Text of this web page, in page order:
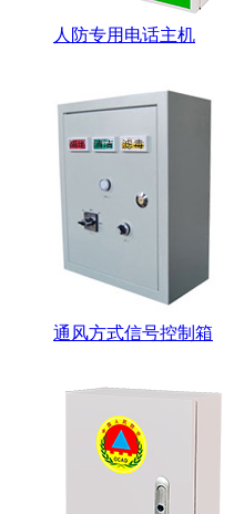
人防专用电话主机
通风方式信号控制箱